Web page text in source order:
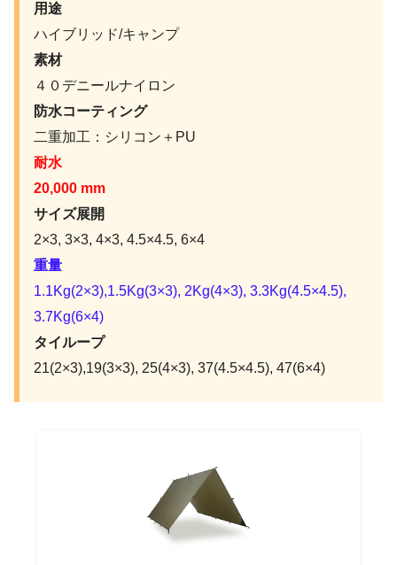
用途
ハイブリッド/キャンプ
素材
４０デニールナイロン
防水コーティング
二重加工：シリコン＋PU
耐水
20,000 mm
サイズ展開
2×3, 3×3, 4×3, 4.5×4.5, 6×4
重量
1.1Kg(2×3),1.5Kg(3×3), 2Kg(4×3), 3.3Kg(4.5×4.5),
3.7Kg(6×4)
タイループ
21(2×3),19(3×3), 25(4×3), 37(4.5×4.5), 47(6×4)